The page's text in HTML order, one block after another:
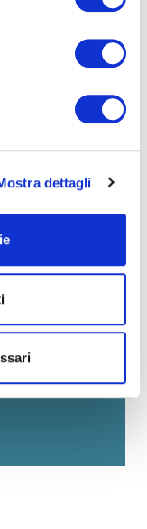
dettagli
quel
interventi.
del mercato,